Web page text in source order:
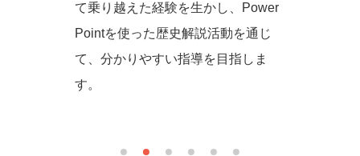
て乗り越えた経験を生かし、Power
Pointを使った歴史解説活動を通じ
て、分かりやすい指導を目指しま
す。